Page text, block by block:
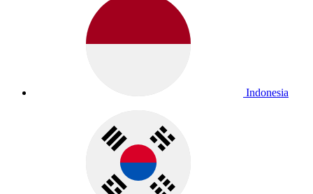
Indonesia